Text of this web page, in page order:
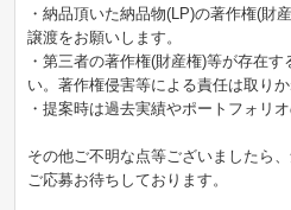
・納品頂いた納品物(LP)の著作権(財
譲渡をお願いします。
・第三者の著作権(財産権)等が存在
い。著作権侵害等による責任は取りか
・提案時は過去実績やポートフォリ
その他ご不明な点等ございましたら
ご応募お待ちしております。